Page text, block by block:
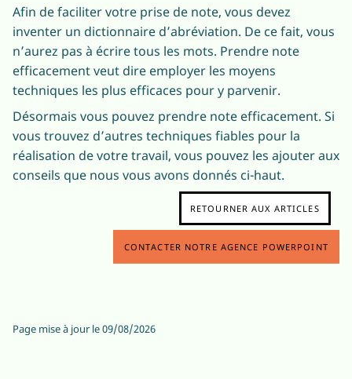
Afin de faciliter votre prise de note, vous devez
inventer un dictionnaire d’abréviation. De ce fait, vous
n’aurez pas à écrire tous les mots. Prendre note
efficacement veut dire employer les moyens
techniques les plus efficaces pour y parvenir.
Désormais vous pouvez prendre note efficacement. Si
vous trouvez d’autres techniques fiables pour la
réalisation de votre travail, vous pouvez les ajouter aux
conseils que nous vous avons donnés ci-haut.
RETOURNER AUX ARTICLES
CONTACTER NOTRE AGENCE POWERPOINT
Page mise à jour le09/08/2026